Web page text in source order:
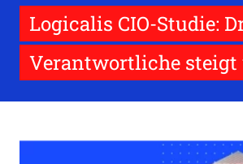
Logicalis CIO-Studie:
Verantwortliche